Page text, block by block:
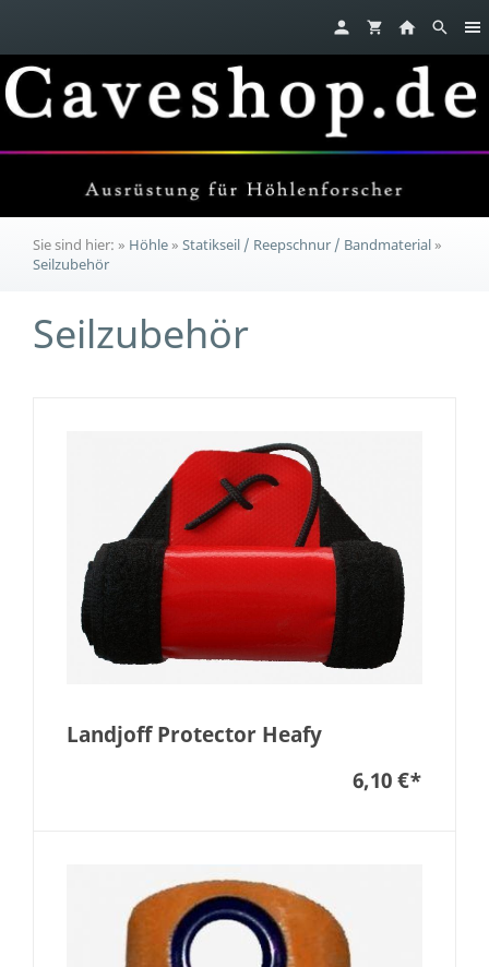
Sie sind hier: » Höhle» Statikseil / Reepschnur / Bandmaterial»
Seilzubehör
Seilzubehör
Landjoff Protector Heafy
6,10 €*